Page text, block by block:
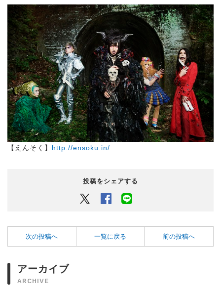
【えんそく】 http://ensoku.in/
投稿をシェアする
Twitter Facebook
次の投稿へ 一覧に戻る 前の投稿へ
アーカイブ
ARCHIVE